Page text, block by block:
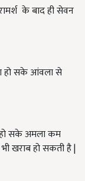
के बाद ही सेवन
हो सके आंवला से
हो सके अमला कम
खराब हो सकती है |